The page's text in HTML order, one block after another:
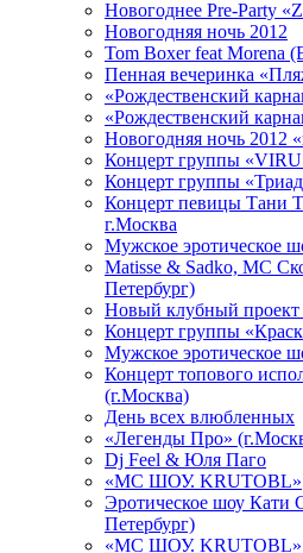
Новогоднее Pre-Party
Новогодняя ночь 2012
Tom Boxer feat Morena
Пенная вечеринка
«Рождественский
«Рождественский
Новогодняя ночь 2012
Концерт группы
Концерт группы
Концерт певицы Тани
г.Москва
Мужское эротическое
Matissе & Sadko, MC
Петербург)
Новый клубный
Концерт группы
Мужское эротическое
Концерт топового
(г.Москва)
День всех влюбленных
«Легенды Про»
Dj Feel & Юля Паго
«МС ШОУ. KRUTOBL»
Эротическое шоу Кати
Петербург)
«МС ШОУ. KRUTOBL»